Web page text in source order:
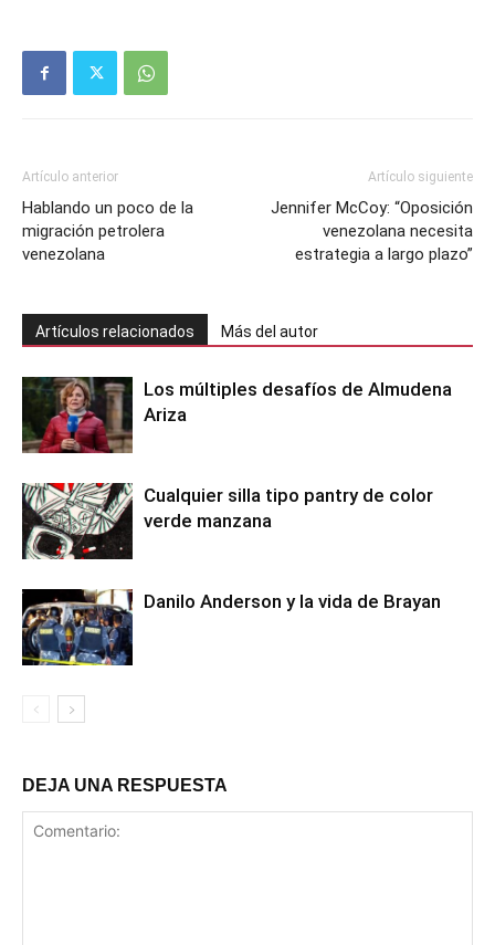
Artículo anterior
Hablando un poco de la
migración petrolera
venezolana
Artículo siguiente
Jennifer McCoy: “Oposición
venezolana necesita
estrategia a largo plazo”
Artículos relacionados Más del autor
Los múltiples desafíos de Almudena
Ariza
Cualquier silla tipo pantry de color
verde manzana
Danilo Anderson y la vida de Brayan
DEJA UNA RESPUESTA